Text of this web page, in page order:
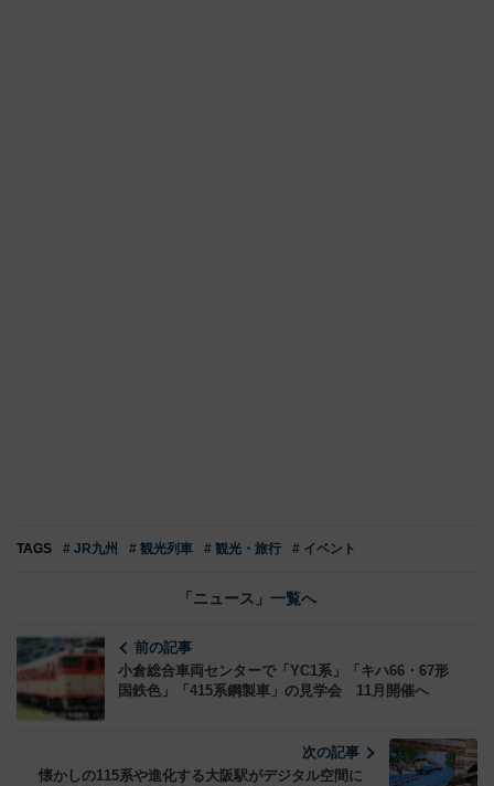
TAGS # JR九州 # 観光列車 # 観光・旅行 # イベント
「ニュース」一覧へ
前の記事
小倉総合車両センターで「YC1系」「キハ66・67形
国鉄色」「415系鋼製車」の見学会 11月開催へ
次の記事
懐かしの115系や進化する大阪駅がデジタル空間に